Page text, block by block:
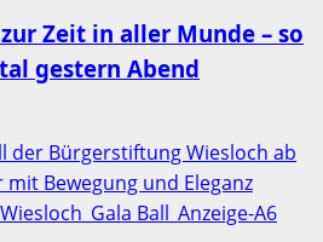
Zeit in aller Munde – so
gestern Abend
der Bürgerstiftung Wiesloch ab
Bewegung und Eleganz